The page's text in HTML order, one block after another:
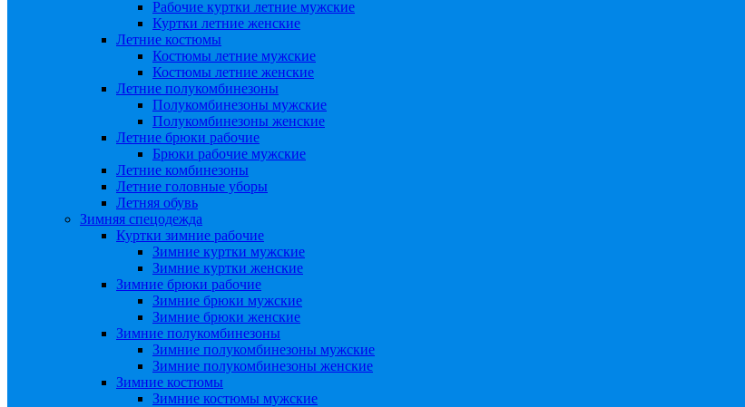
Рабочие куртки летние мужские
Куртки летние женские
Летние костюмы
Костюмы летние мужские
Костюмы летние женские
Летние полукомбинезоны
Полукомбинезоны мужские
Полукомбинезоны женские
Летние брюки рабочие
Брюки рабочие мужские
Летние комбинезоны
Летние головные уборы
Летняя обувь
Зимняя спецодежда
Куртки зимние рабочие
Зимние куртки мужские
Зимние куртки женские
Зимние брюки рабочие
Зимние брюки мужские
Зимние брюки женские
Зимние полукомбинезоны
Зимние полукомбинезоны мужские
Зимние полукомбинезоны женские
Зимние костюмы
Зимние костюмы мужские